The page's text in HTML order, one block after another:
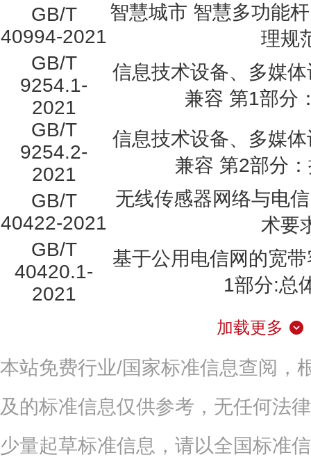
GB/T
40994-2021
智慧城市 智慧多功能
理规
GB/T
9254.1-
2021
信息技术设备、多媒
兼容 第1部分
GB/T
9254.2-
2021
信息技术设备、多媒
兼容 第2部分
GB/T
40422-2021
无线传感器网络与电
术要
GB/T
40420.1-
2021
基于公用电信网的宽
1部分:总
加载更多
本站免费行业/国家标准信息查阅，
及的标准信息仅供参考，无任何法
少量起草标准信息，请以全国标准